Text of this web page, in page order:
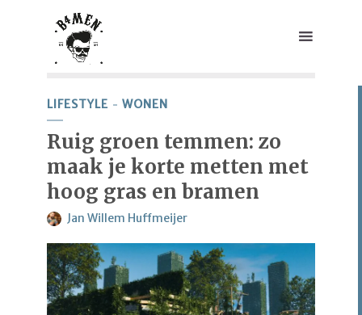
LIFESTYLE WONEN
Ruig groen temmen: zo
maak je korte metten met
hoog gras en bramen
Jan Willem Huffmeijer